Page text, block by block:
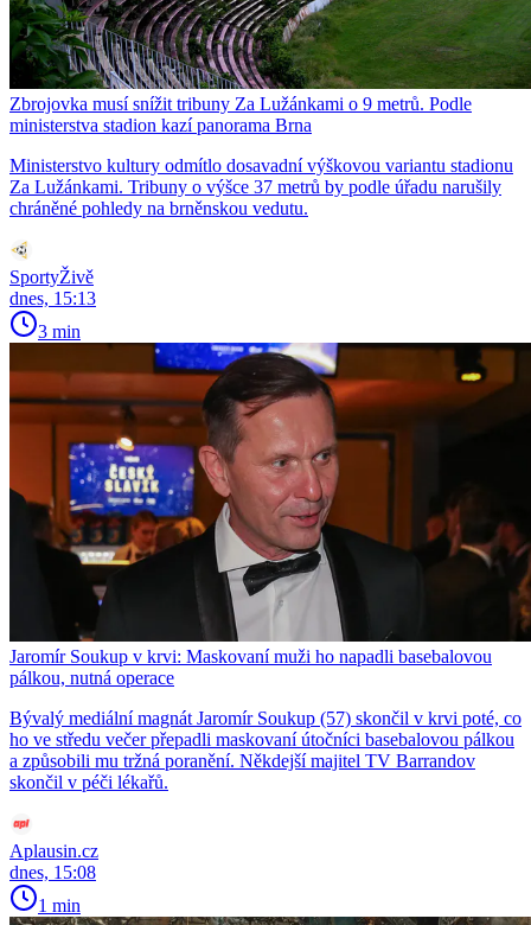
Zbrojovka musí snížit tribuny Za Lužánkami o 9 metrů. Podle
ministerstva stadion kazí panorama Brna
Ministerstvo kultury odmítlo dosavadní výškovou variantu stadionu
Za Lužánkami. Tribuny o výšce 37 metrů by podle úřadu narušily
chráněné pohledy na brněnskou vedutu.
SportyŽivě
dnes, 15:13
3 min
Jaromír Soukup v krvi: Maskovaní muži ho napadli basebalovou
pálkou, nutná operace
Bývalý mediální magnát Jaromír Soukup (57) skončil v krvi poté, co
ho ve středu večer přepadli maskovaní útočníci basebalovou pálkou
a způsobili mu tržná poranění. Někdejší majitel TV Barrandov
skončil v péči lékařů.
Aplausin.cz
dnes, 15:08
1 min